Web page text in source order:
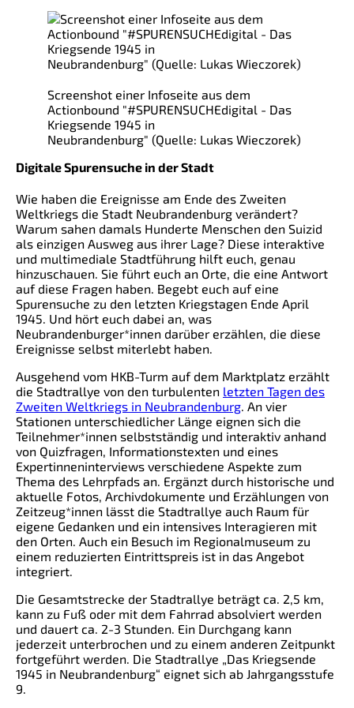
Screenshot einer Infoseite aus dem
Actionbound "#SPURENSUCHEdigital - Das
Kriegsende 1945 in
Neubrandenburg" (Quelle: Lukas Wieczorek)
Digitale Spurensuche in der Stadt
Wie haben die Ereignisse am Ende des Zweiten
Weltkriegs die Stadt Neubrandenburg verändert?
Warum sahen damals Hunderte Menschen den Suizid
als einzigen Ausweg aus ihrer Lage? Diese interaktive
und multimediale Stadtführung hilft euch, genau
hinzuschauen. Sie führt euch an Orte, die eine Antwort
auf diese Fragen haben. Begebt euch auf eine
Spurensuche zu den letzten Kriegstagen Ende April
1945. Und hört euch dabei an, was
Neubrandenburger*innen darüber erzählen, die diese
Ereignisse selbst miterlebt haben.
Ausgehend vom HKB-Turm auf dem Marktplatz erzählt
die Stadtrallye von den turbulenten letzten Tagen des
Zweiten Weltkriegs in Neubrandenburg. An vier
Stationen unterschiedlicher Länge eignen sich die
Teilnehmer*innen selbstständig und interaktiv anhand
von Quizfragen, Informationstexten und eines
Expertinneninterviews verschiedene Aspekte zum
Thema des Lehrpfads an. Ergänzt durch historische und
aktuelle Fotos, Archivdokumente und Erzählungen von
Zeitzeug*innen lässt die Stadtrallye auch Raum für
eigene Gedanken und ein intensives Interagieren mit
den Orten. Auch ein Besuch im Regionalmuseum zu
einem reduzierten Eintrittspreis ist in das Angebot
integriert.
Die Gesamtstrecke der Stadtrallye beträgt ca. 2,5 km,
kann zu Fuß oder mit dem Fahrrad absolviert werden
und dauert ca. 2-3 Stunden. Ein Durchgang kann
jederzeit unterbrochen und zu einem anderen Zeitpunkt
fortgeführt werden. Die Stadtrallye „Das Kriegsende
1945 in Neubrandenburg“ eignet sich ab Jahrgangsstufe
9.